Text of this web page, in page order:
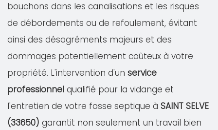
bouchons dans les canalisations et les risques
de débordements ou de refoulement, évitant
ainsi des désagréments majeurs et des
dommages potentiellement coûteux à votre
propriété. L'intervention d'un service
professionnel qualifié pour la vidange et
l'entretien de votre fosse septique à SAINT SELVE
(33650) garantit non seulement un travail bien